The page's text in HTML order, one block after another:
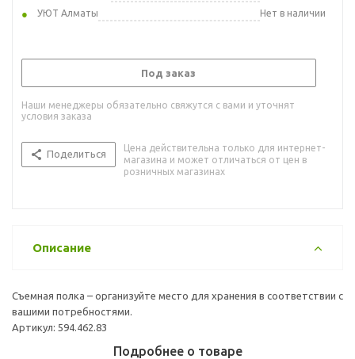
УЮТ Алматы
Нет в наличии
Под заказ
Наши менеджеры обязательно свяжутся с вами и уточнят
условия заказа
Поделиться
Цена действительна только для интернет-
магазина и может отличаться от цен в
розничных магазинах
Описание
Съемная полка – организуйте место для хранения в соответствии с
вашими потребностями.
Артикул: 594.462.83
Подробнее о товаре